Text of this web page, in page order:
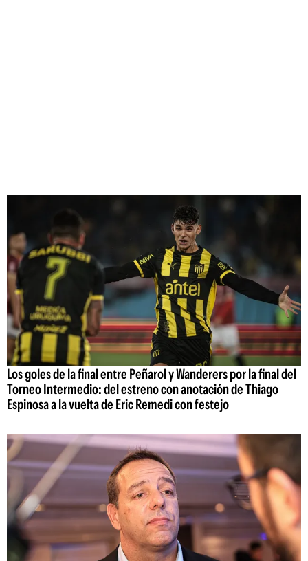
Los goles de la final entre Peñarol y Wanderers por la final del
Torneo Intermedio: del estreno con anotación de Thiago
Espinosa a la vuelta de Eric Remedi con festejo